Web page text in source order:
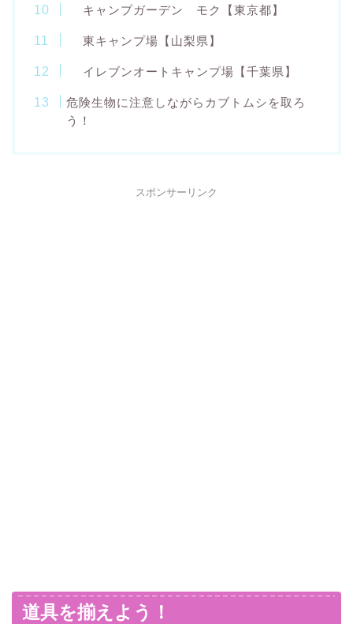
キャンプガーデン モク【東京都】
東キャンプ場【山梨県】
イレブンオートキャンプ場【千葉県】
危険生物に注意しながらカブトムシを取ろ
う！
スポンサーリンク
道具を揃えよう！